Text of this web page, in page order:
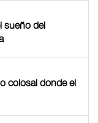
sueño del
colosal donde el